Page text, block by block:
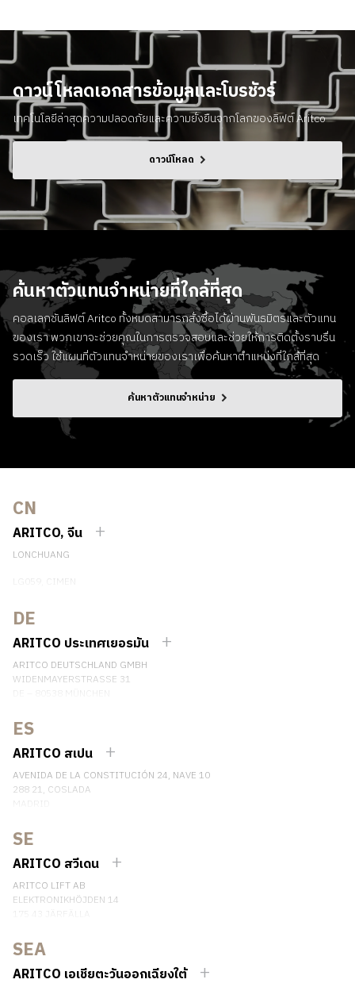
ดาวน์โหลดเอกสารข้อมูลและโบรชัวร์
เทคโนโลยีล่าสุดความปลอดภัยและความยั่งยืนจากโลกของลิฟต์ Aritco
ดาวน์โหลด
ค้นหาตัวแทนจําหน่ายที่ใกล้ที่สุด
คอลเลกชันลิฟต์ Aritco ทั้งหมดสามารถสั่งซื้อได้ผ่านพันธมิตรและตัวแทน
ของเรา พวกเขาจะช่วยคุณในการตรวจสอบและช่วยให้การติดตั้งราบรื่น
รวดเร็ว ใช้แผนที่ตัวแทนจําหน่ายของเราเพื่อค้นหาตําแหน่งที่ใกล้ที่สุด
ค้นหาตัวแทนจําหน่าย
CN
ARITCO, จีน
LONCHUANG
LG059, CIMEN
SHANGHAI, CHINA
EMAIL:INFO.CHINA@ARITCO.COM
เบอร์โทรศัพท์: +86 400 6233 121
ติดต่อเรา
DE
ARITCO ประเทศเยอรมัน
ARITCO DEUTSCHLAND GMBH
WIDENMAYERSTRASSE 31
เบอร์โทรศัพท์: +49 7123 9597272
ติดต่อเรา
ES
ARITCO สเปน
AVENIDA DE LA CONSTITUCIÓN 24, NAVE 10
288 21, COSLADA
เบอร์โทรศัพท์: (+34) 918 622 552
ติดต่อเรา
SE
ARITCO สวีเดน
ARITCO LIFT AB
ELEKTRONIKHÖJDEN 14
เบอร์โทรศัพท์: +46 8 120 401 00
ติดต่อเรา
SEA
ARITCO เอเชียตะวันออกเฉียงใต้